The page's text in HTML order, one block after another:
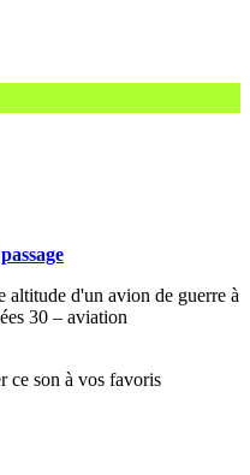
altitude d'un avion de guerre à
30 – aviation